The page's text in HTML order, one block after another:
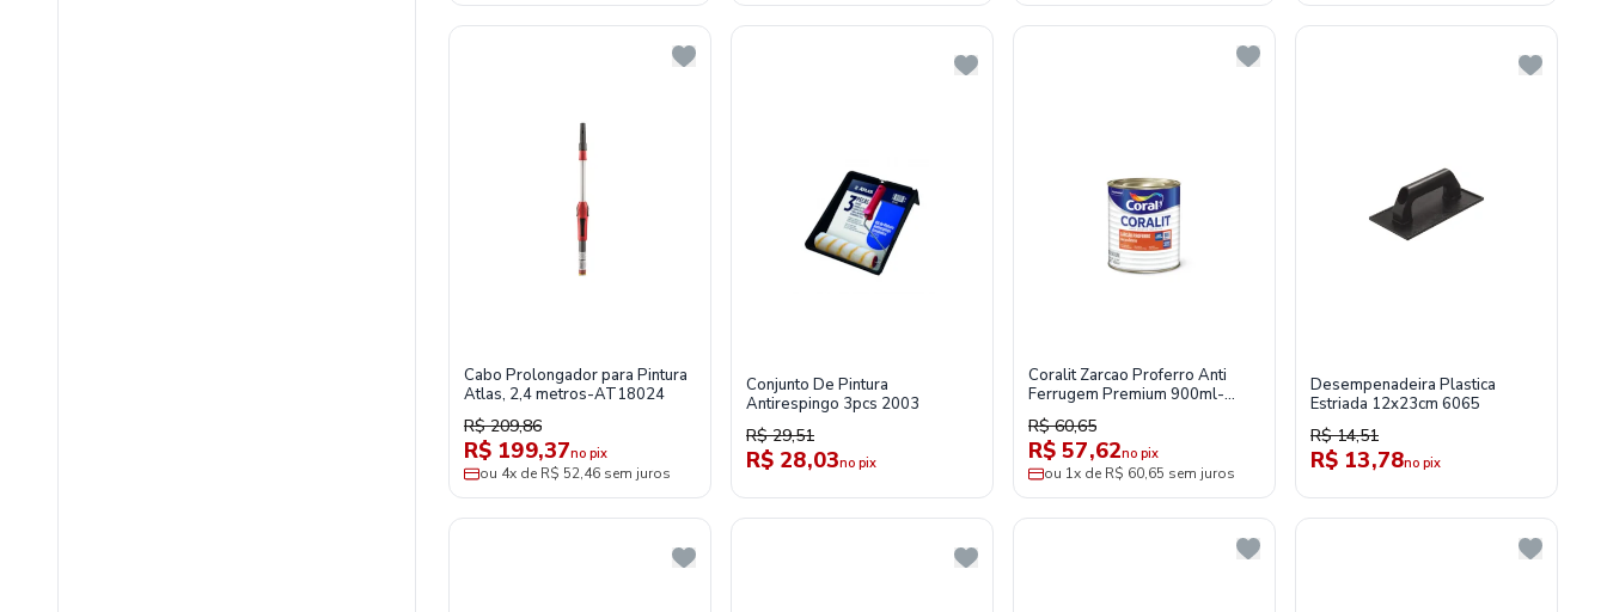
Cabo Prolongador para Pintura
Atlas, 2,4 metros-AT18024
R$ 209,86
R$ 199,37no pix
ou 4x de R$ 52,46 sem juros
Conjunto De Pintura
Antirespingo 3pcs 2003
R$ 29,51
R$ 28,03no pix
Coralit Zarcao Proferro Anti
Ferrugem Premium 900ml-
Coral
R$ 60,65
R$ 57,62no pix
ou 1x de R$ 60,65 sem juros
Desempenadeira Plastica
Estriada 12x23cm 6065
R$ 14,51
R$ 13,78no pix